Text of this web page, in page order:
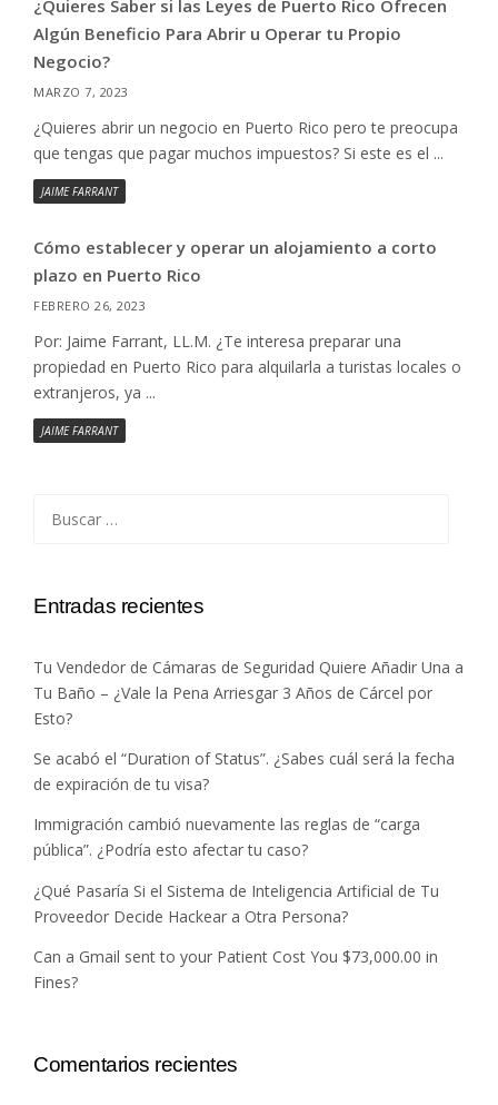
¿Quieres Saber si las Leyes de Puerto Rico Ofrecen
Algún Beneficio Para Abrir u Operar tu Propio
Negocio?
MARZO 7, 2023
¿Quieres abrir un negocio en Puerto Rico pero te preocupa
que tengas que pagar muchos impuestos? Si este es el ...
JAIME FARRANT
Cómo establecer y operar un alojamiento a corto
plazo en Puerto Rico
FEBRERO 26, 2023
Por: Jaime Farrant, LL.M. ¿Te interesa preparar una
propiedad en Puerto Rico para alquilarla a turistas locales o
extranjeros, ya ...
JAIME FARRANT
Entradas recientes
Tu Vendedor de Cámaras de Seguridad Quiere Añadir Una a
Tu Baño – ¿Vale la Pena Arriesgar 3 Años de Cárcel por
Esto?
Se acabó el “Duration of Status”. ¿Sabes cuál será la fecha
de expiración de tu visa?
Immigración cambió nuevamente las reglas de “carga
pública”. ¿Podría esto afectar tu caso?
¿Qué Pasaría Si el Sistema de Inteligencia Artificial de Tu
Proveedor Decide Hackear a Otra Persona?
Can a Gmail sent to your Patient Cost You $73,000.00 in
Fines?
Comentarios recientes